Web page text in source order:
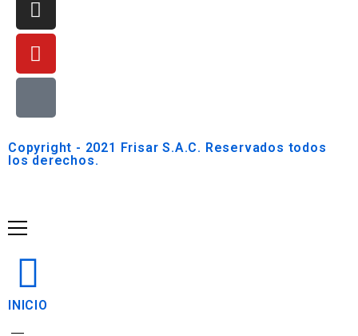
Copyright - 2021 Frisar S.A.C. Reservados todos
los derechos.
INICIO